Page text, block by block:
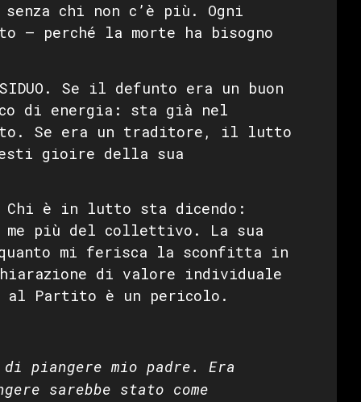
chi non c’è più. Ogni
perché la morte ha bisogno
Se il defunto era un buon
di energia: sta già nel
Se era un traditore, il lutto
gioire della sua
è in lutto sta dicendo:
me più del collettivo. La sua
mi ferisca la sconfitta in
di valore individuale
al Partito è un pericolo.
di piangere mio padre. Era
sarebbe stato come